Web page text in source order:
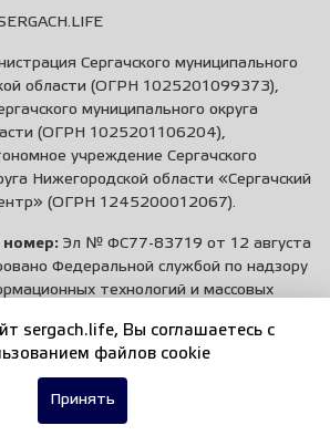
Сергачского муниципального
области (ОГРН 1025201099373),
муниципального округа
(ОГРН 1025201106204),
учреждение Сергачского
Нижегородской области «Сергачский
(ОГРН 1245200012067).
номер: Эл № ФС77-83719 от 12 августа
Федеральной службой по надзору
технологий и массовых
Чубикова Алина Александровна
(83191) 5-50-78
sergach.life, Вы соглашаетесь c
файлов cookie
Принять